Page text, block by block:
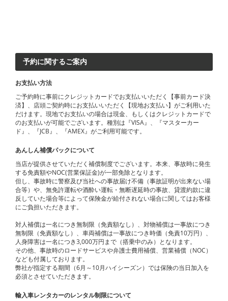
予約に関するご案内
お支払い方法
ご予約時に事前にクレジットカードでお支払いいただく【事前カード決
済】、店頭ご契約時にお支払いいただく【現地お支払い】がご利用いた
だけます。現地でお支払いの場合は現金、もしくはクレジットカードで
のお支払いが可能でございます。種別は『VISA』、『マスターカー
ド』、『JCB』、『AMEX』がご利用可能です。
あんしん補償パックについて
当店が提供させていただく補償制度でございます。本来、事故時に発生
する免責額やNOC(営業保証金)が一部免除となります。
但し、事故時に警察及び当社への事故届け不備（事故証明が出来ない場
合等）や、無免許運転や酒酔い運転・無断遅延時の事故、貸渡約款に違
反していた場合等によって保険金が給付されない場合に関してはお客様
にご負担いただきます。
対人補償は一名につき無制限（免責額なし）、対物補償は一事故につき
無制限（免責額なし）、車両補償は一事故につき時価（免責10万円）、
人身障害は一名につき3,000万円まで（搭乗中のみ）となります。
その他、事故時のロードサービスや弁護士費用補償、営業補償（NOC）
なども付属しております。
弊社が指定する期間（6月～10月ハイシーズン）では保険の当日加入を
必須とさせていただきます。
輸入車レンタカーのレンタル制限について